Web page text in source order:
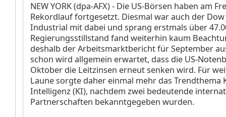
NEW YORK (dpa-AFX) - Die US-Börsen haben am
Rekordlauf fortgesetzt. Diesmal war auch der Dow
Industrial mit dabei und sprang erstmals über
Regierungsstillstand fand weiterhin kaum
deshalb der Arbeitsmarktbericht für September
schon wird allgemein erwartet, dass die US-
Oktober die Leitzinsen erneut senken wird. Für
Laune sorgte daher einmal mehr das Trendthema
Intelligenz (KI), nachdem zwei bedeutende
Partnerschaften bekanntgegeben wurden.